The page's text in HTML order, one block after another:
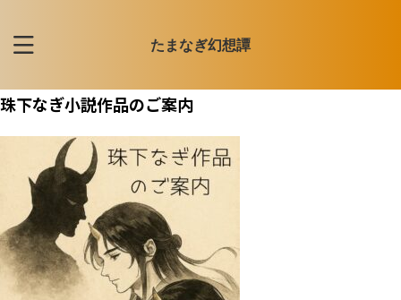
たまなぎ幻想譚
珠下なぎ小説作品のご案内